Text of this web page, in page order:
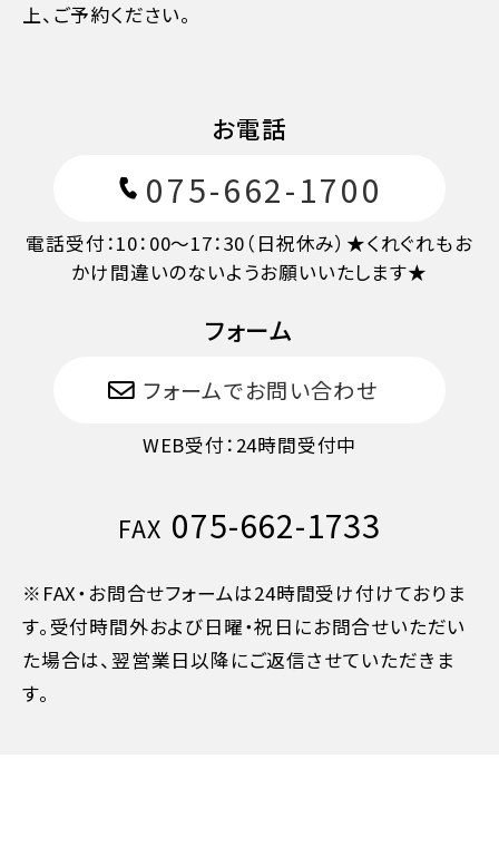
10日目に当たる日以前
旅行開始後又は無連絡
上、ご予約ください。
お電話
075-662-1700
電話受付：10：00～17：30（日祝休み）★くれぐれもお
かけ間違いのないようお願いいたします★
フォーム
フォームでお問い合わせ
WEB受付：24時間受付中
FAX 075-662-1733
※FAX・お問合せフォームは24時間受け付けておりま
す。受付時間外および日曜・祝日にお問合せいただい
た場合は、翌営業日以降にご返信させていただきま
す。